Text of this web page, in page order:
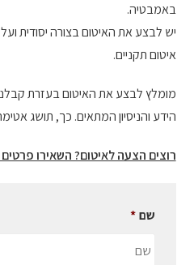
באמבטיה.
יש לבצע את האיטום בצורה יסודית
איטום תקניים.
מומלץ לבצע את האיטום בעזרת
הידע והניסיון המתאים. כך, תושג
רוצים הצעה לאיטום? השאירו פרטים
שם *